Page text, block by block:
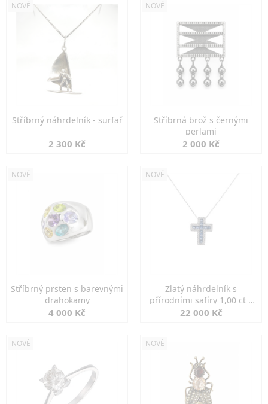
NOVÉ
Stříbrný náhrdelník - surfař
2 300 Kč
NOVÉ
Stříbrná brož s černými
perlami
2 000 Kč
NOVÉ
Stříbrný prsten s barevnými
drahokamy
4 000 Kč
NOVÉ
Zlatý náhrdelník s
přírodními safíry 1,00 ct a
diamanty
22 000 Kč
NOVÉ NOVÉ